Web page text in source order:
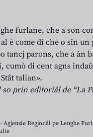
furlane, che a son
è come dî che o sin un
tancj parons, che a àn
cumò di cent agns
talian».
prin editoriâl de “La
Agjenzie Regjonâl pe Lenghe